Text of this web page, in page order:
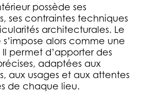
possède ses
ses contraintes techniques
architecturales. Le
s’impose alors comme une
permet d’apporter des
adaptées aux
aux usages et aux attentes
de chaque lieu.